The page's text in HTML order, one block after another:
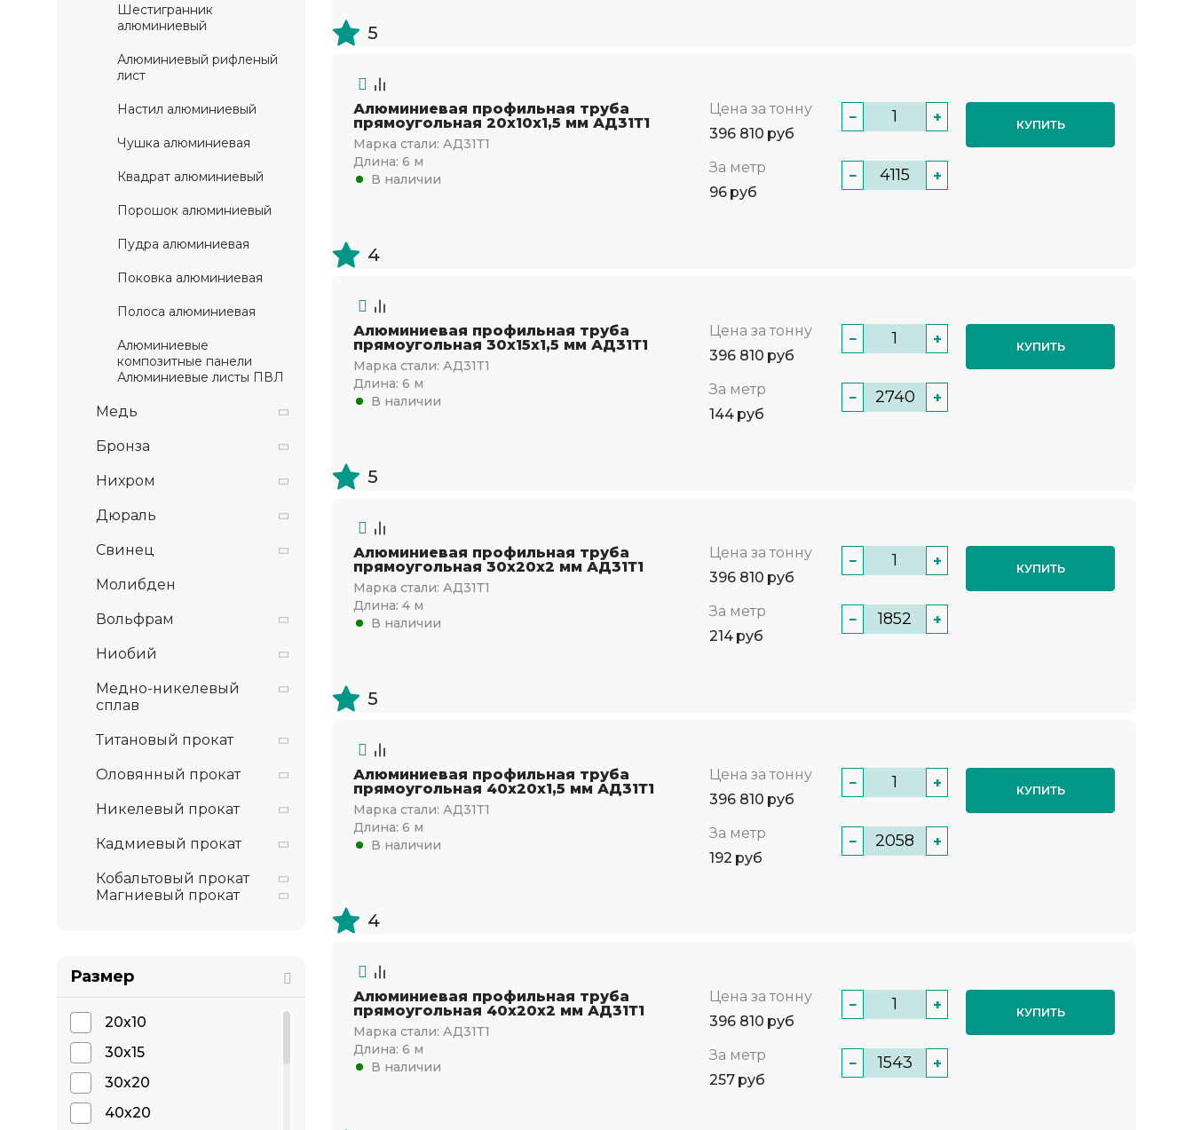
Шестигранник
алюминиевый
Алюминиевый рифленый
лист
Настил алюминиевый
Чушка алюминиевая
Квадрат алюминиевый
Порошок алюминиевый
Пудра алюминиевая
Поковка алюминиевая
Полоса алюминиевая
Алюминиевые
композитные панели
Алюминиевые листы ПВЛ
Медь
Бронза
Нихром
Дюраль
Свинец
Молибден
Вольфрам
Ниобий
Медно-никелевый
сплав
Титановый прокат
Оловянный прокат
Никелевый прокат
Кадмиевый прокат
Кобальтовый прокат
Магниевый прокат
Размер
20х10
30х15
30х20
40х20
5
Алюминиевая профильная труба
прямоугольная 20х10х1,5 мм АД31Т1
Марка стали: АД31Т1
Длина: 6 м
В наличии
Цена за тонну
396 810 руб
− +
За метр
96 руб
− +
КУПИТЬ
4
Алюминиевая профильная труба
прямоугольная 30х15х1,5 мм АД31Т1
Марка стали: АД31Т1
Длина: 6 м
В наличии
Цена за тонну
396 810 руб
− +
За метр
144 руб
− +
КУПИТЬ
5
Алюминиевая профильная труба
прямоугольная 30х20х2 мм АД31Т1
Марка стали: АД31Т1
Длина: 4 м
В наличии
Цена за тонну
396 810 руб
− +
За метр
214 руб
− +
КУПИТЬ
5
Алюминиевая профильная труба
прямоугольная 40х20х1,5 мм АД31Т1
Марка стали: АД31Т1
Длина: 6 м
В наличии
Цена за тонну
396 810 руб
− +
За метр
192 руб
− +
КУПИТЬ
4
Алюминиевая профильная труба
прямоугольная 40х20х2 мм АД31Т1
Марка стали: АД31Т1
Длина: 6 м
В наличии
Цена за тонну
396 810 руб
− +
За метр
257 руб
− +
КУПИТЬ